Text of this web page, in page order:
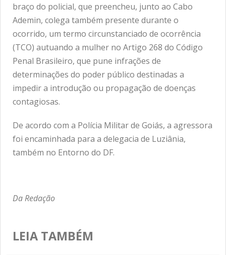
braço do policial, que preencheu, junto ao Cabo
Ademin, colega também presente durante o
ocorrido, um termo circunstanciado de ocorrência
(TCO) autuando a mulher no Artigo 268 do Código
Penal Brasileiro, que pune infrações de
determinações do poder público destinadas a
impedir a introdução ou propagação de doenças
contagiosas.
De acordo com a Polícia Militar de Goiás, a agressora
foi encaminhada para a delegacia de Luziânia,
também no Entorno do DF.
Da Redação
LEIA TAMBÉM